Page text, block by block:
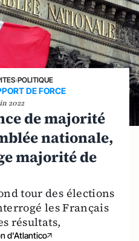
›POLITIQUE
DE FORCE
2022
de majorité
nationale,
majorité de
tour des élections
les Français
résultats,
d'Atlantico